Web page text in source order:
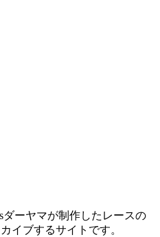
ダーヤマが制作したレースの
イブするサイトです。